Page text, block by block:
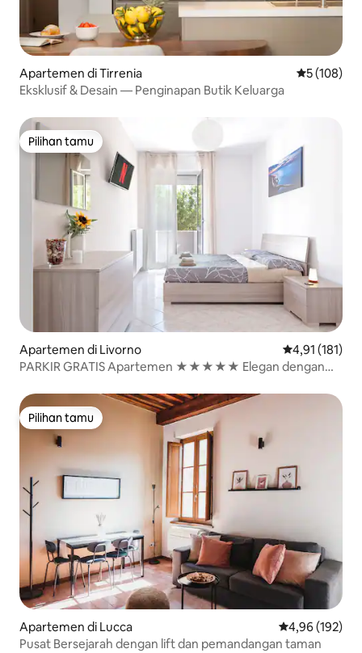
Apartemen di Tirrenia Nilai rata-
5 (108)
Eksklusif & Desain — Penginapan Butik Keluarga
Pilihan tamu
Pilihan tamu
Apartemen di Livorno Nilai rata-rata
4,91 (181)
PARKIR GRATIS Apartemen ★★★★★ Elegan dengan
Pilihan tamu
Pilihan tamu
Apartemen di Lucca Nilai rata-rata
4,96 (192)
Pusat Bersejarah dengan lift dan pemandangan taman